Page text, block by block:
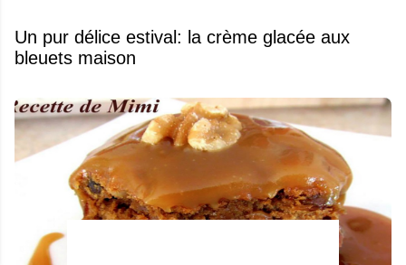
Un pur délice estival: la crème glacée aux
bleuets maison